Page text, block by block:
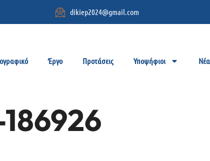
dikiep2024@gmail.com
Έργο Προτάσεις Υποψήφιοι Νέα